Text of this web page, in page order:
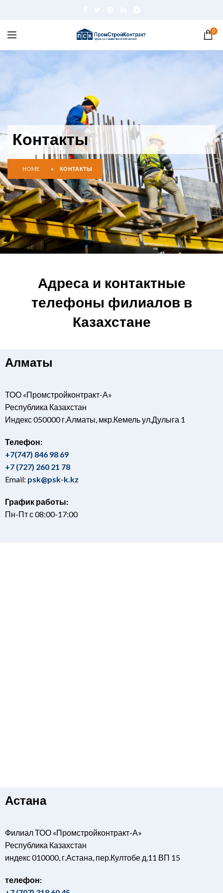
0
Контакты
HOME » КОНТАКТЫ
Адреса и контактные
телефоны филиалов в
Казахстане
Алматы
ТОО «Промстройконтракт-А»
Республика Казахстан
Индекс 050000 г.Алматы, мкр.Кемель ул.Дулыга 1
Телефон:
+7(747) 846 98 69
+7 (727) 260 21 78
Email: psk@psk-k.kz
График работы:
Пн-Пт с 08:00-17:00
Астана
Филиал ТОО «Промстройконтракт-А»
Республика Казахстан
индекс 010000, г.Астана, пер.Култобе д.11 ВП 15
телефон: